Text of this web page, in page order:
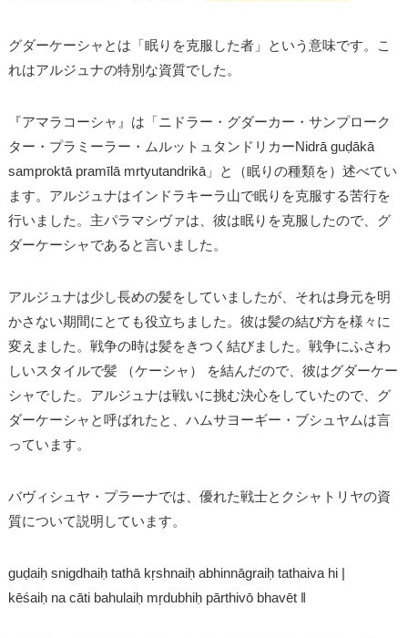
グダーケーシャとは「眠りを克服した者」という意味です。こ
れはアルジュナの特別な資質でした。
『アマラコーシャ』は「ニドラー・グダーカー・サンプローク
ター・プラミーラー・ムルットュタンドリカーNidrā guḍākā
samproktā pramīlā mrtyutandrikā」と（眠りの種類を）述べてい
ます。アルジュナはインドラキーラ山で眠りを克服する苦行を
行いました。主パラマシヴァは、彼は眠りを克服したので、グ
ダーケーシャであると言いました。
アルジュナは少し長めの髪をしていましたが、それは身元を明
かさない期間にとても役立ちました。彼は髪の結び方を様々に
変えました。戦争の時は髪をきつく結びました。戦争にふさわ
しいスタイルで髪 （ケーシャ） を結んだので、彼はグダーケー
シャでした。アルジュナは戦いに挑む決心をしていたので、グ
ダーケーシャと呼ばれたと、ハムサヨーギー・ブシュヤムは言
っています。
バヴィシュヤ・プラーナでは、優れた戦士とクシャトリヤの資
質について説明しています。
guḍaiḥ snigdhaiḥ tathā kŗshnaiḥ abhinnāgraiḥ tathaiva hi |
kēśaiḥ na cāti bahulaiḥ mŗdubhiḥ pārthivō bhavēt ǁ